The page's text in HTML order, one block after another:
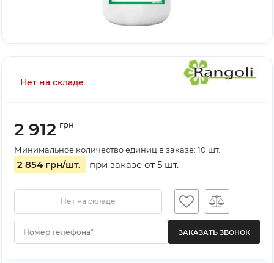
Нет на складе
2 912 грн
Минимальное количество единиц в заказе: 10 шт.
2 854 грн/шт. при заказе от 5 шт.
Нет на складе
Номер телефона*